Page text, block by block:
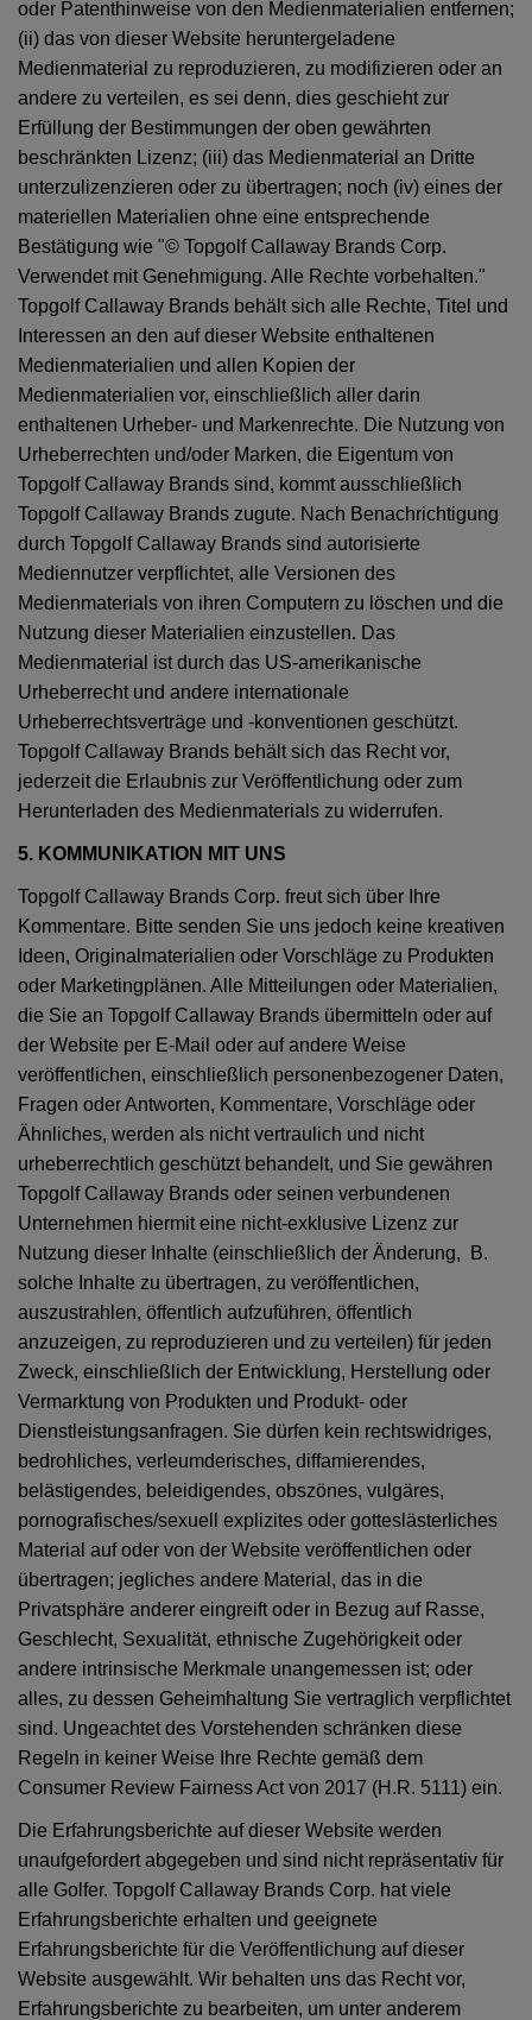
oder Patenthinweise von den Medienmaterialien entfernen;
(ii) das von dieser Website heruntergeladene
Medienmaterial zu reproduzieren, zu modifizieren oder an
andere zu verteilen, es sei denn, dies geschieht zur
Erfüllung der Bestimmungen der oben gewährten
beschränkten Lizenz; (iii) das Medienmaterial an Dritte
unterzulizenzieren oder zu übertragen; noch (iv) eines der
materiellen Materialien ohne eine entsprechende
Bestätigung wie "© Topgolf Callaway Brands Corp.
Verwendet mit Genehmigung. Alle Rechte vorbehalten."
Topgolf Callaway Brands behält sich alle Rechte, Titel und
Interessen an den auf dieser Website enthaltenen
Medienmaterialien und allen Kopien der
Medienmaterialien vor, einschließlich aller darin
enthaltenen Urheber- und Markenrechte. Die Nutzung von
Urheberrechten und/oder Marken, die Eigentum von
Topgolf Callaway Brands sind, kommt ausschließlich
Topgolf Callaway Brands zugute. Nach Benachrichtigung
durch Topgolf Callaway Brands sind autorisierte
Mediennutzer verpflichtet, alle Versionen des
Medienmaterials von ihren Computern zu löschen und die
Nutzung dieser Materialien einzustellen. Das
Medienmaterial ist durch das US-amerikanische
Urheberrecht und andere internationale
Urheberrechtsverträge und -konventionen geschützt.
Topgolf Callaway Brands behält sich das Recht vor,
jederzeit die Erlaubnis zur Veröffentlichung oder zum
Herunterladen des Medienmaterials zu widerrufen.
5. KOMMUNIKATION MIT UNS
Topgolf Callaway Brands Corp. freut sich über Ihre
Kommentare. Bitte senden Sie uns jedoch keine kreativen
Ideen, Originalmaterialien oder Vorschläge zu Produkten
oder Marketingplänen. Alle Mitteilungen oder Materialien,
die Sie an Topgolf Callaway Brands übermitteln oder auf
der Website per E-Mail oder auf andere Weise
veröffentlichen, einschließlich personenbezogener Daten,
Fragen oder Antworten, Kommentare, Vorschläge oder
Ähnliches, werden als nicht vertraulich und nicht
urheberrechtlich geschützt behandelt, und Sie gewähren
Topgolf Callaway Brands oder seinen verbundenen
Unternehmen hiermit eine nicht-exklusive Lizenz zur
Nutzung dieser Inhalte (einschließlich der Änderung, B.
solche Inhalte zu übertragen, zu veröffentlichen,
auszustrahlen, öffentlich aufzuführen, öffentlich
anzuzeigen, zu reproduzieren und zu verteilen) für jeden
Zweck, einschließlich der Entwicklung, Herstellung oder
Vermarktung von Produkten und Produkt- oder
Dienstleistungsanfragen. Sie dürfen kein rechtswidriges,
bedrohliches, verleumderisches, diffamierendes,
belästigendes, beleidigendes, obszönes, vulgäres,
pornografisches/sexuell explizites oder gotteslästerliches
Material auf oder von der Website veröffentlichen oder
übertragen; jegliches andere Material, das in die
Privatsphäre anderer eingreift oder in Bezug auf Rasse,
Geschlecht, Sexualität, ethnische Zugehörigkeit oder
andere intrinsische Merkmale unangemessen ist; oder
alles, zu dessen Geheimhaltung Sie vertraglich verpflichtet
sind. Ungeachtet des Vorstehenden schränken diese
Regeln in keiner Weise Ihre Rechte gemäß dem
Consumer Review Fairness Act von 2017 (H.R. 5111) ein.
Die Erfahrungsberichte auf dieser Website werden
unaufgefordert abgegeben und sind nicht repräsentativ für
alle Golfer. Topgolf Callaway Brands Corp. hat viele
Erfahrungsberichte erhalten und geeignete
Erfahrungsberichte für die Veröffentlichung auf dieser
Website ausgewählt. Wir behalten uns das Recht vor,
Erfahrungsberichte zu bearbeiten, um unter anderem